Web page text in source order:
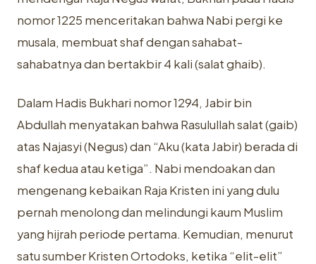
nomor 1225 menceritakan bahwa Nabi pergi ke
musala, membuat shaf dengan sahabat-
sahabatnya dan bertakbir 4 kali (salat ghaib).
Dalam Hadis Bukhari nomor 1294, Jabir bin
Abdullah menyatakan bahwa Rasulullah salat (gaib)
atas Najasyi (Negus) dan “Aku (kata Jabir) berada di
shaf kedua atau ketiga”. Nabi mendoakan dan
mengenang kebaikan Raja Kristen ini yang dulu
pernah menolong dan melindungi kaum Muslim
yang hijrah periode pertama. Kemudian, menurut
satu sumber Kristen Ortodoks, ketika “elit-elit”